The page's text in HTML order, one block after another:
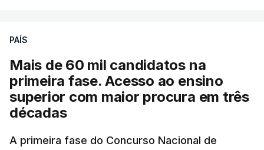
evolução das cotações internacionais do petróleo,
posto de abastecimento, a marca e a localização.
A atualização do desconto do Imposto sobre os
Produtos Petrolíferos (ISP) também poderá
PAÍS
Mais de 60 mil candidatos na
primeira fase. Acesso ao ensino
superior com maior procura em três
décadas
A primeira fase do Concurso Nacional de